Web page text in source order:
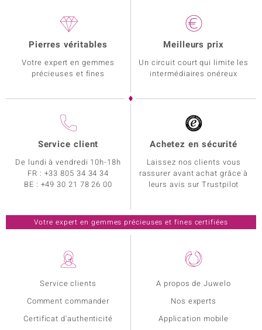
Service clients
Comment commander
Certificat d'authenticité
A propos de Juwelo
Nos experts
Application mobile
Pierres véritables
Votre expert en gemmes
précieuses et fines
Meilleurs prix
Un circuit court qui limite les
intermédiaires onéreux
Service client
De lundi à vendredi 10h-18h
FR : +33 805 34 34 34
BE : +49 30 21 78 26 00
Achetez en sécurité
Laissez nos clients vous
rassurer avant achat grâce à
leurs avis sur Trustpilot
Votre expert en gemmes précieuses et fines certifiées